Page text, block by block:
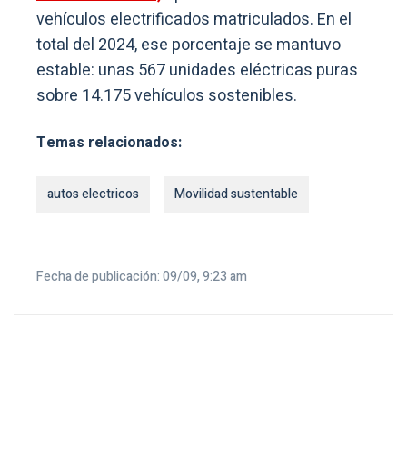
vehículos electrificados matriculados. En el
total del 2024, ese porcentaje se mantuvo
estable: unas 567 unidades eléctricas puras
sobre 14.175 vehículos sostenibles.
Temas relacionados:
autos electricos Movilidad sustentable
Fecha de publicación: 09/09, 9:23 am